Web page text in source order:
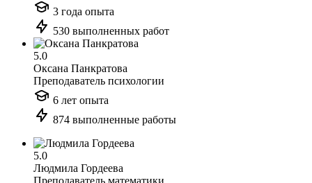
3 года опыта
530 выполненных работ
5.0
Оксана Панкратова
Преподаватель психологии
6 лет опыта
874 выполненные работы
5.0
Людмила Гордеева